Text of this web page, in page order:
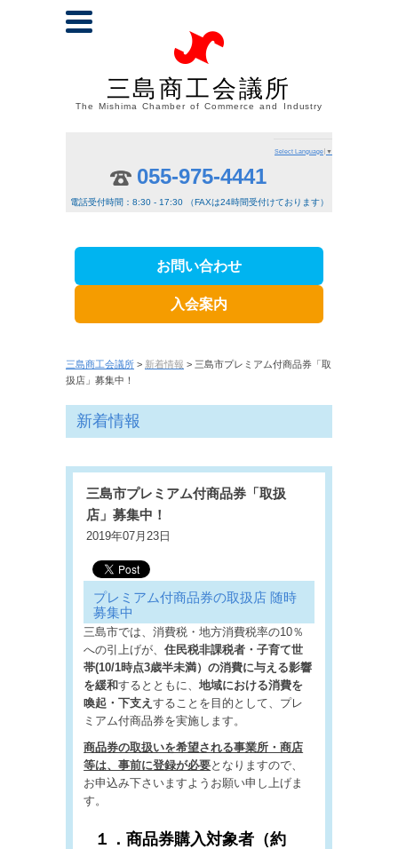
三島商工会議所
The Mishima Chamber of Commerce and Industry
Select Language ▼
055-975-4441
電話受付時間：8:30 - 17:30 （FAXは24時間受付けております）
お問い合わせ
入会案内
三島商工会議所 > 新着情報 > 三島市プレミアム付商品券「取
扱店」募集中！
新着情報
三島市プレミアム付商品券「取扱
店」募集中！
2019年07月23日
プレミアム付商品券の取扱店 随時
募集中
三島市では、消費税・地方消費税率の10％
への引上げが、住民税非課税者・子育て世
帯(10/1時点3歳半未満）の消費に与える影響
を緩和するとともに、地域における消費を
喚起・下支えすることを目的として、プレ
ミアム付商品券を実施します。
商品券の取扱いを希望される事業所・商店
等は、事前に登録が必要となりますので、
お申込み下さいますようお願い申し上げま
す。
１．商品券購入対象者（約